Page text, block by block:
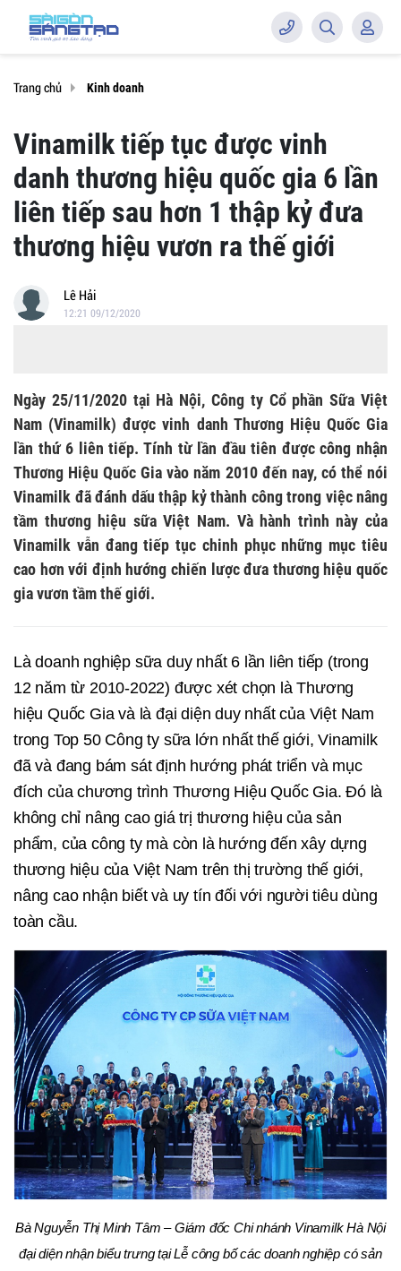
Trang chủ Kinh doanh
Vinamilk tiếp tục được vinh
danh thương hiệu quốc gia 6 lần
liên tiếp sau hơn 1 thập kỷ đưa
thương hiệu vươn ra thế giới
Lê Hải
12:21 09/12/2020
Ngày 25/11/2020 tại Hà Nội, Công ty Cổ phần Sữa Việt
Nam (Vinamilk) được vinh danh Thương Hiệu Quốc Gia
lần thứ 6 liên tiếp. Tính từ lần đầu tiên được công nhận
Thương Hiệu Quốc Gia vào năm 2010 đến nay, có thể nói
Vinamilk đã đánh dấu thập kỷ thành công trong việc nâng
tầm thương hiệu sữa Việt Nam. Và hành trình này của
Vinamilk vẫn đang tiếp tục chinh phục những mục tiêu
cao hơn với định hướng chiến lược đưa thương hiệu quốc
gia vươn tầm thế giới.
Là doanh nghiệp sữa duy nhất 6 lần liên tiếp (trong
12 năm từ 2010-2022) được xét chọn là Thương
hiệu Quốc Gia và là đại diện duy nhất của Việt Nam
trong Top 50 Công ty sữa lớn nhất thế giới, Vinamilk
đã và đang bám sát định hướng phát triển và mục
đích của chương trình Thương Hiệu Quốc Gia. Đó là
không chỉ nâng cao giá trị thương hiệu của sản
phẩm, của công ty mà còn là hướng đến xây dựng
thương hiệu của Việt Nam trên thị trường thế giới,
nâng cao nhận biết và uy tín đối với người tiêu dùng
toàn cầu.
Bà Nguyễn Thị Minh Tâm – Giám đốc Chi nhánh Vinamilk Hà Nội
đại diện nhận biểu trưng tại Lễ công bố các doanh nghiệp có sản